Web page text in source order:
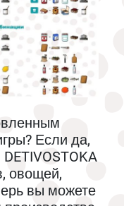
Если да,
овощей,
вы можете